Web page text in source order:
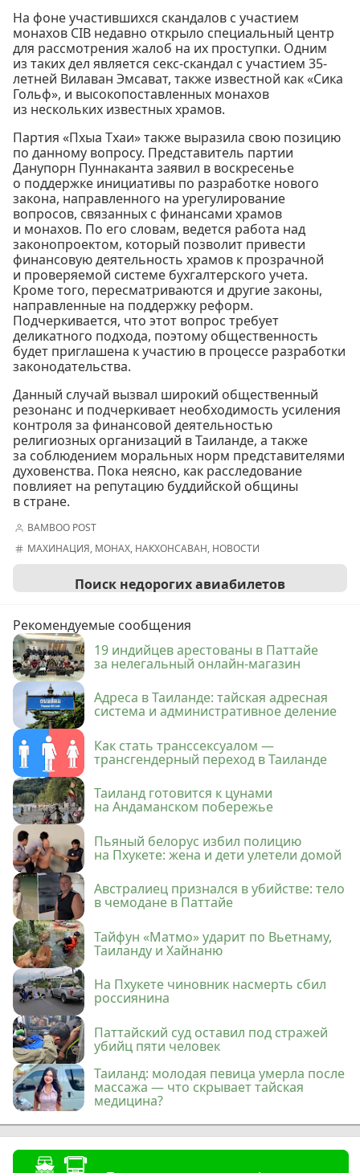
На фоне участившихся скандалов с участием
монахов CIB недавно открыло специальный центр
для рассмотрения жалоб на их проступки. Одним
из таких дел является секс-скандал с участием 35-
летней Вилаван Эмсават, также известной как «Сика
Гольф», и высокопоставленных монахов
из нескольких известных храмов.
Партия «Пхыа Тхаи» также выразила свою позицию
по данному вопросу. Представитель партии
Данупорн Пуннаканта заявил в воскресенье
о поддержке инициативы по разработке нового
закона, направленного на урегулирование
вопросов, связанных с финансами храмов
и монахов. По его словам, ведется работа над
законопроектом, который позволит привести
финансовую деятельность храмов к прозрачной
и проверяемой системе бухгалтерского учета.
Кроме того, пересматриваются и другие законы,
направленные на поддержку реформ.
Подчеркивается, что этот вопрос требует
деликатного подхода, поэтому общественность
будет приглашена к участию в процессе разработки
законодательства.
Данный случай вызвал широкий общественный
резонанс и подчеркивает необходимость усиления
контроля за финансовой деятельностью
религиозных организаций в Таиланде, а также
за соблюдением моральных норм представителями
духовенства. Пока неясно, как расследование
повлияет на репутацию буддийской общины
в стране.
BAMBOO POST
МАХИНАЦИЯ, МОНАХ, НАКХОНСАВАН, НОВОСТИ
Поиск недорогих авиабилетов
Рекомендуемые сообщения
19 индийцев арестованы в Паттайе
за нелегальный онлайн-магазин
Адреса в Таиланде: тайская адресная
система и административное деление
Как стать транссексуалом —
трансгендерный переход в Таиланде
Таиланд готовится к цунами
на Андаманском побережье
Пьяный белорус избил полицию
на Пхукете: жена и дети улетели домой
Австралиец признался в убийстве: тело
в чемодане в Паттайе
Тайфун «Матмо» ударит по Вьетнаму,
Таиланду и Хайнаню
На Пхукете чиновник насмерть сбил
россиянина
Паттайский суд оставил под стражей
убийц пяти человек
Таиланд: молодая певица умерла после
массажа — что скрывает тайская
медицина?